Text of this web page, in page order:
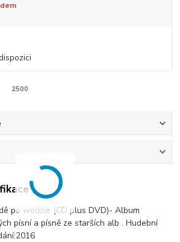
2500
po wodzie (CD plus DVD)- Album
písní a písně ze starších alb . Hudební